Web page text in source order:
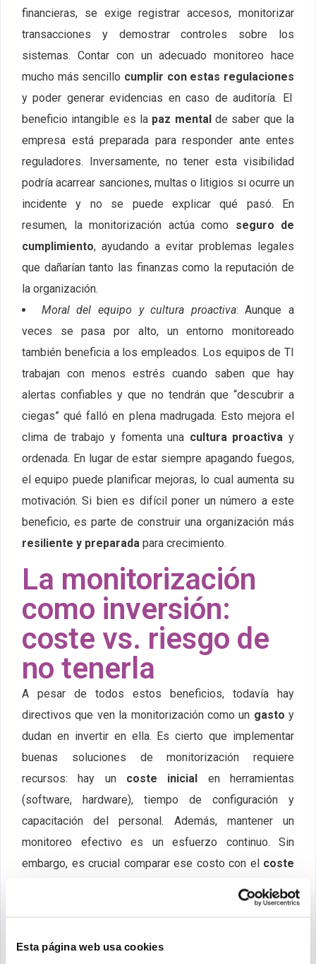
Esta página web usa cookies
financieras, se exige registrar accesos, monitorizar
transacciones y demostrar controles sobre los
sistemas. Contar con un adecuado monitoreo hace
mucho más sencillo cumplir con estas regulaciones
y poder generar evidencias en caso de auditoría. El
beneficio intangible es la paz mental de saber que la
empresa está preparada para responder ante entes
reguladores. Inversamente, no tener esta visibilidad
podría acarrear sanciones, multas o litigios si ocurre un
incidente y no se puede explicar qué pasó. En
resumen, la monitorización actúa como seguro de
cumplimiento, ayudando a evitar problemas legales
que dañarían tanto las finanzas como la reputación de
la organización.
Moral del equipo y cultura proactiva: Aunque a
veces se pasa por alto, un entorno monitoreado
también beneficia a los empleados. Los equipos de TI
trabajan con menos estrés cuando saben que hay
alertas confiables y que no tendrán que “descubrir a
ciegas” qué falló en plena madrugada. Esto mejora el
clima de trabajo y fomenta una cultura proactiva y
ordenada. En lugar de estar siempre apagando fuegos,
el equipo puede planificar mejoras, lo cual aumenta su
motivación. Si bien es difícil poner un número a este
beneficio, es parte de construir una organización más
resiliente y preparada para crecimiento.
La monitorización
como inversión:
coste vs. riesgo de
no tenerla
A pesar de todos estos beneficios, todavía hay
directivos que ven la monitorización como un gasto y
dudan en invertir en ella. Es cierto que implementar
buenas soluciones de monitorización requiere
recursos: hay un coste inicial
en herramientas
(software, hardware), tiempo de configuración y
capacitación del personal. Además, mantener un
monitoreo efectivo es un esfuerzo continuo. Sin
embargo, es crucial comparar ese costo con el coste
hace esta comparación, la balanza se inclina